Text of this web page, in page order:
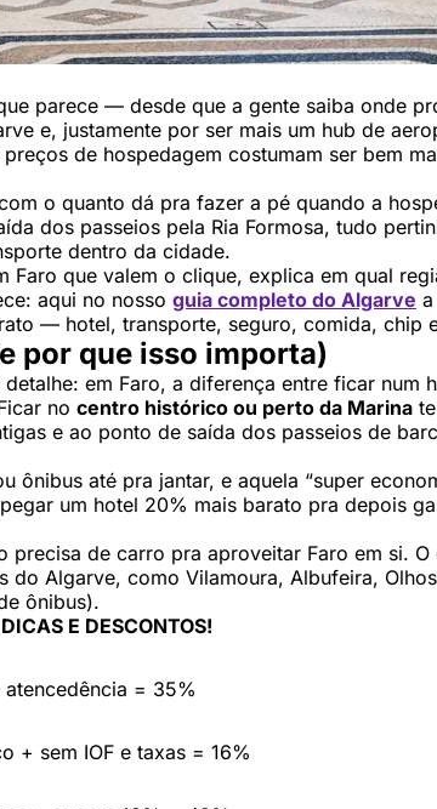
parece — desde que a gente saiba onde
e, justamente por ser mais um hub de
de hospedagem costumam ser bem
o quanto dá pra fazer a pé quando a
dos passeios pela Ria Formosa, tudo
dentro da cidade.
Faro que valem o clique, explica em qual
aqui no nosso guia completo do Algarve
— hotel, transporte, seguro, comida, chip
por que isso importa)
em Faro, a diferença entre ficar num
no centro histórico ou perto da Marina
e ao ponto de saída dos passeios de
ônibus até pra jantar, e aquela “super
um hotel 20% mais barato pra depois
de carro pra aproveitar Faro em si. O
Algarve, como Vilamoura, Albufeira,
ônibus).
DICAS E DESCONTOS!
= 35%
+ sem IOF e taxas = 16%